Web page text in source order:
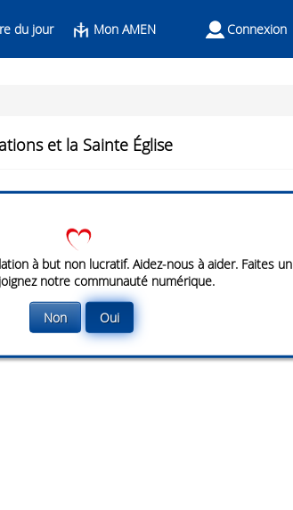
du jour Mon AMEN Connexion
et la Sainte Église
à but non lucratif. Aidez-nous à aider. Faites un
notre communauté numérique.
Non
Oui